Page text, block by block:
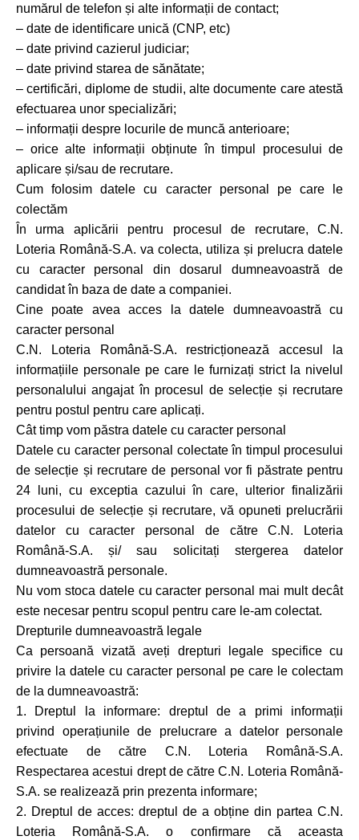
numărul de telefon și alte informații de contact;
– date de identificare unică (CNP, etc)
– date privind cazierul judiciar;
– date privind starea de sănătate;
– certificări, diplome de studii, alte documente care atestă
efectuarea unor specializări;
– informații despre locurile de muncă anterioare;
– orice alte informații obținute în timpul procesului de
aplicare și/sau de recrutare.
Cum folosim datele cu caracter personal pe care le
colectăm
În urma aplicării pentru procesul de recrutare, C.N.
Loteria Română-S.A. va colecta, utiliza și prelucra datele
cu caracter personal din dosarul dumneavoastră de
candidat în baza de date a companiei.
Cine poate avea acces la datele dumneavoastră cu
caracter personal
C.N. Loteria Română-S.A. restricționează accesul la
informațiile personale pe care le furnizați strict la nivelul
personalului angajat în procesul de selecție și recrutare
pentru postul pentru care aplicați.
Cât timp vom păstra datele cu caracter personal
Datele cu caracter personal colectate în timpul procesului
de selecție și recrutare de personal vor fi păstrate pentru
24 luni, cu exceptia cazului în care, ulterior finalizării
procesului de selecție și recrutare, vă opuneti prelucrării
datelor cu caracter personal de către C.N. Loteria
Română-S.A. și/ sau solicitați stergerea datelor
dumneavoastră personale.
Nu vom stoca datele cu caracter personal mai mult decât
este necesar pentru scopul pentru care le-am colectat.
Drepturile dumneavoastră legale
Ca persoană vizată aveți drepturi legale specifice cu
privire la datele cu caracter personal pe care le colectam
de la dumneavoastră:
1. Dreptul la informare: dreptul de a primi informații
privind operațiunile de prelucrare a datelor personale
efectuate de către C.N. Loteria Română-S.A.
Respectarea acestui drept de către C.N. Loteria Română-
S.A. se realizează prin prezenta informare;
2. Dreptul de acces: dreptul de a obține din partea C.N.
Loteria Română-S.A. o confirmare că aceasta